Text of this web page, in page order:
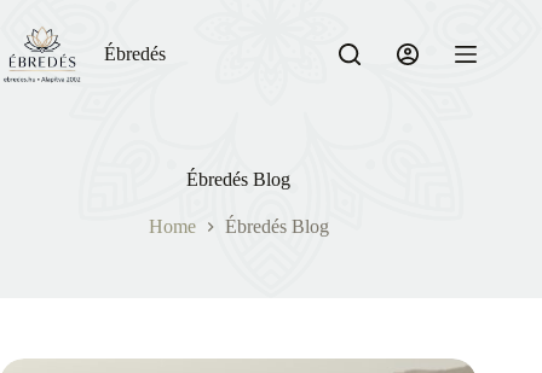
content
Ébredés
Ébredés Blog
Home Ébredés Blog